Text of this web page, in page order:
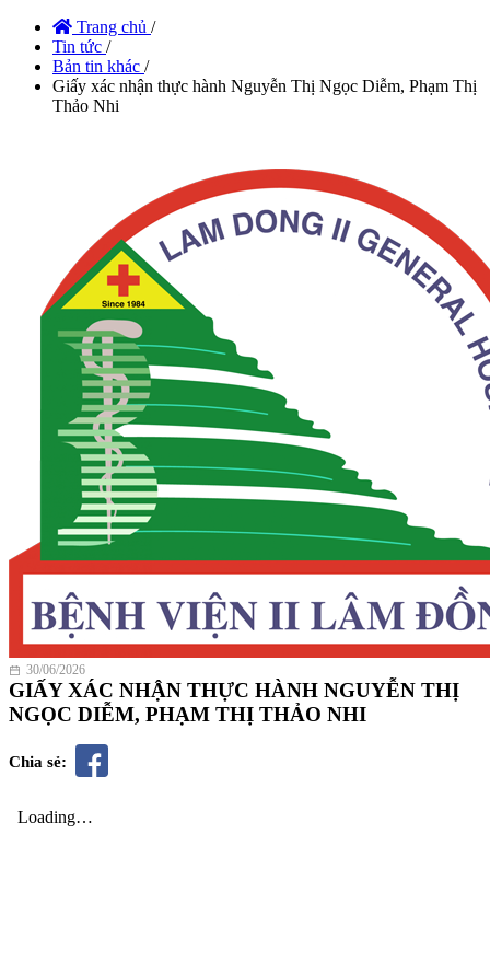
Trang chủ /
Tin tức /
Bản tin khác /
Giấy xác nhận thực hành Nguyễn Thị Ngọc Diễm, Phạm Thị
Thảo Nhi
30/06/2026
GIẤY XÁC NHẬN THỰC HÀNH NGUYỄN THỊ
NGỌC DIỄM, PHẠM THỊ THẢO NHI
Chia sẻ: